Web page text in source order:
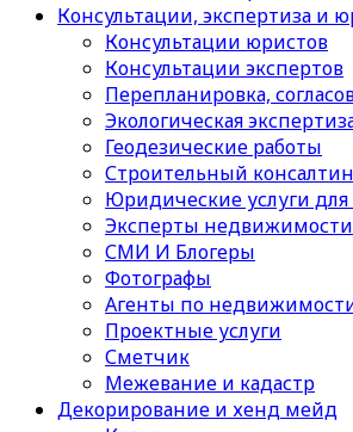
Консультации, экспертиза и
Консультации юристов
Консультации экспертов
Перепланировка,
Экологическая
Геодезические работы
Строительный
Юридические услуги для
Эксперты недвижимости
СМИ И Блогеры
Фотографы
Агенты по
Проектные услуги
Сметчик
Межевание и кадастр
Декорирование и хенд мейд